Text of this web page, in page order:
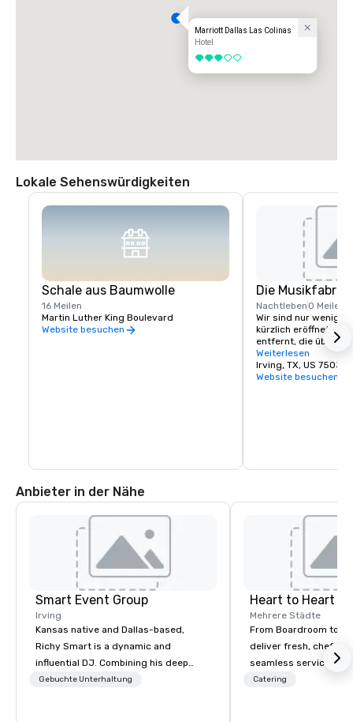
Marriott Dallas Las Colinas
Hotel
3 von 5
Lokale Sehenswürdigkeiten
Schale aus Baumwolle
16 Meilen
Martin Luther King Boulevard
Website besuchen
Die Musikfabrik
Nachtleben 0 Meilen
Wir sind nur wenige
kürzlich eröffneten
entfernt, die über
beliebte Restaurants,
und ein Kino verfügt.
Weiterlesen
Irving, TX, US 75039
Website besuchen
Anbieter in der Nähe
Smart Event Group
Irving
Kansas native and Dallas-based,
Richy Smart is a dynamic and
influential DJ. Combining his deep
musical knowledge with exceptional
Gebuchte Unterhaltung
Heart to Heart
Mehrere Städte
From Boardroom to
deliver fresh, chef-
seamless service.
everything—menu
Catering